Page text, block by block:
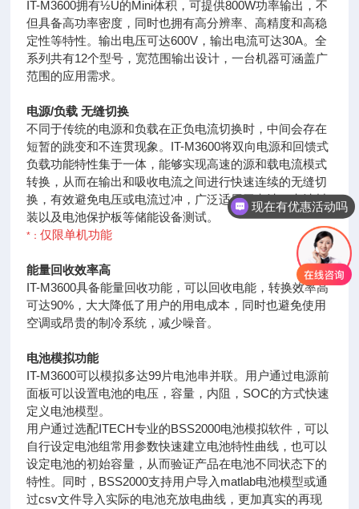
现在有优惠活动吗
IT-M3600拥有½U的Mini体积，可提供800W功率输出，不
但具备高功率密度，同时也拥有高分辨率、高精度和高稳
定性等特性。输出电压可达600V，输出电流可达30A。全
系列共有12个型号，宽范围输出设计，一台机器可涵盖广
范围的应用需求。
电源/负载 无缝切换
不同于传统的电源和负载在正负电流切换时，中间会存在
短暂的跳变和不连贯现象。IT-M3600将双向电源和回馈式
负载功能特性集于一体，能够实现高速的源和载电流模式
转换，从而在输出和吸收电流之间进行快速连续的无缝切
换，有效避免电压或电流过冲，广泛适用于电池、电池封
装以及电池保护板等储能设备测试。
* ：仅限单机功能
能量回收效率高
IT-M3600具备能量回收功能，可以回收电能，转换效率高
可达90%，大大降低了用户的用电成本，同时也避免使用
空调或昂贵的制冷系统，减少噪音。
电池模拟功能
IT-M3600可以模拟多达99片电池串并联。用户通过电源前
面板可以设置电池的电压，容量，内阻，SOC的方式快速
定义电池模型。
用户通过选配ITECH专业的BSS2000电池模拟软件，可以
自行设定电池组常用参数快速建立电池特性曲线，也可以
设定电池的初始容量，从而验证产品在电池不同状态下的
特性。同时，BSS2000支持用户导入matlab电池模型或通
过csv文件导入实际的电池充放电曲线，更加真实的再现